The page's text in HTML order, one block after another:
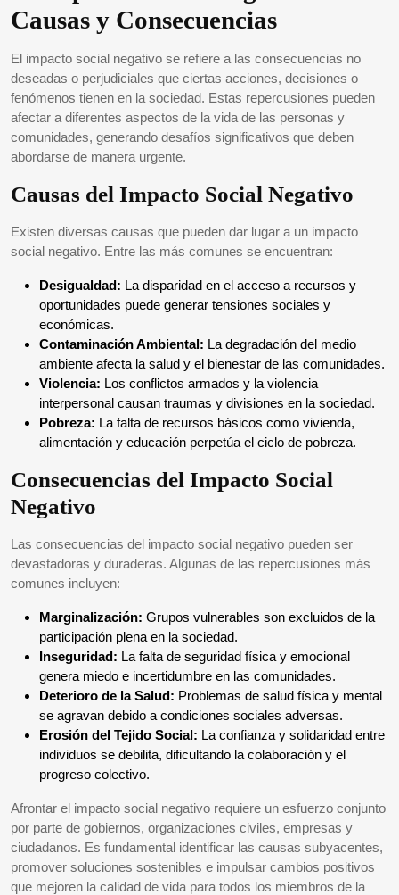
Causas y Consecuencias
El impacto social negativo se refiere a las consecuencias no
deseadas o perjudiciales que ciertas acciones, decisiones o
fenómenos tienen en la sociedad. Estas repercusiones pueden
afectar a diferentes aspectos de la vida de las personas y
comunidades, generando desafíos significativos que deben
abordarse de manera urgente.
Causas del Impacto Social Negativo
Existen diversas causas que pueden dar lugar a un impacto
social negativo. Entre las más comunes se encuentran:
Desigualdad: La disparidad en el acceso a recursos y
oportunidades puede generar tensiones sociales y
económicas.
Contaminación Ambiental: La degradación del medio
ambiente afecta la salud y el bienestar de las comunidades.
Violencia: Los conflictos armados y la violencia
interpersonal causan traumas y divisiones en la sociedad.
Pobreza: La falta de recursos básicos como vivienda,
alimentación y educación perpetúa el ciclo de pobreza.
Consecuencias del Impacto Social
Negativo
Las consecuencias del impacto social negativo pueden ser
devastadoras y duraderas. Algunas de las repercusiones más
comunes incluyen:
Marginalización: Grupos vulnerables son excluidos de la
participación plena en la sociedad.
Inseguridad: La falta de seguridad física y emocional
genera miedo e incertidumbre en las comunidades.
Deterioro de la Salud: Problemas de salud física y mental
se agravan debido a condiciones sociales adversas.
Erosión del Tejido Social: La confianza y solidaridad entre
individuos se debilita, dificultando la colaboración y el
progreso colectivo.
Afrontar el impacto social negativo requiere un esfuerzo conjunto
por parte de gobiernos, organizaciones civiles, empresas y
ciudadanos. Es fundamental identificar las causas subyacentes,
promover soluciones sostenibles e impulsar cambios positivos
que mejoren la calidad de vida para todos los miembros de la